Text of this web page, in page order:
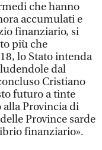
che hanno
accumulati e
finanziario, si
più che
lo Stato intenda
dal
Cristiano
futuro a tinte
Provincia di
Province sarde
finanziario».